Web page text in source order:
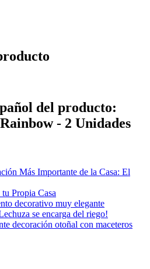
del producto:
- 2 Unidades
Más Importante de la Casa: El
Propia Casa
decorativo muy elegante
se encarga del riego!
decoración otoñal con maceteros